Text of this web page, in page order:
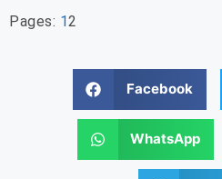
Pages: 12
Facebook
WhatsApp